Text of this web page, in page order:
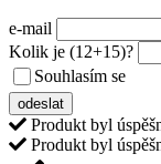
e-mail
Kolik je (12+15)?
Souhlasím se
odeslat
Produkt byl
Produkt byl